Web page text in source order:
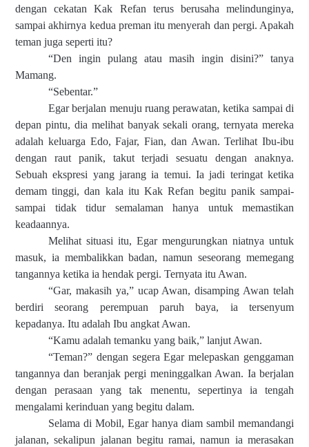
dengan cekatan Kak Refan terus berusaha melindunginya,
sampai akhirnya kedua preman itu menyerah dan pergi. Apakah
teman juga seperti itu?
“Den ingin pulang atau masih ingin disini?” tanya
Mamang.
“Sebentar.”
Egar berjalan menuju ruang perawatan, ketika sampai di
depan pintu, dia melihat banyak sekali orang, ternyata mereka
adalah keluarga Edo, Fajar, Fian, dan Awan. Terlihat Ibu-ibu
dengan raut panik, takut terjadi sesuatu dengan anaknya.
Sebuah ekspresi yang jarang ia temui. Ia jadi teringat ketika
demam tinggi, dan kala itu Kak Refan begitu panik sampai-
sampai tidak tidur semalaman hanya untuk memastikan
keadaannya.
Melihat situasi itu, Egar mengurungkan niatnya untuk
masuk, ia membalikkan badan, namun seseorang memegang
tangannya ketika ia hendak pergi. Ternyata itu Awan.
“Gar, makasih ya,” ucap Awan, disamping Awan telah
berdiri seorang perempuan paruh baya, ia tersenyum
kepadanya. Itu adalah Ibu angkat Awan.
“Kamu adalah temanku yang baik,” lanjut Awan.
“Teman?” dengan segera Egar melepaskan genggaman
tangannya dan beranjak pergi meninggalkan Awan. Ia berjalan
dengan perasaan yang tak menentu, sepertinya ia tengah
mengalami kerinduan yang begitu dalam.
Selama di Mobil, Egar hanya diam sambil memandangi
jalanan, sekalipun jalanan begitu ramai, namun ia merasakan